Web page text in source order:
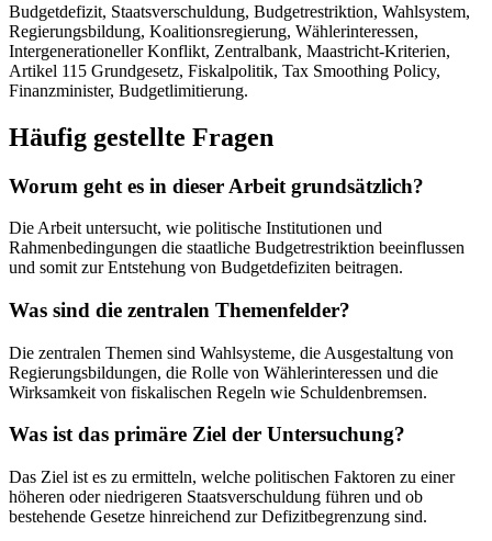
Budgetdefizit, Staatsverschuldung, Budgetrestriktion, Wahlsystem,
Regierungsbildung, Koalitionsregierung, Wählerinteressen,
Intergenerationeller Konflikt, Zentralbank, Maastricht-Kriterien,
Artikel 115 Grundgesetz, Fiskalpolitik, Tax Smoothing Policy,
Finanzminister, Budgetlimitierung.
Häufig gestellte Fragen
Worum geht es in dieser Arbeit grundsätzlich?
Die Arbeit untersucht, wie politische Institutionen und
Rahmenbedingungen die staatliche Budgetrestriktion beeinflussen
und somit zur Entstehung von Budgetdefiziten beitragen.
Was sind die zentralen Themenfelder?
Die zentralen Themen sind Wahlsysteme, die Ausgestaltung von
Regierungsbildungen, die Rolle von Wählerinteressen und die
Wirksamkeit von fiskalischen Regeln wie Schuldenbremsen.
Was ist das primäre Ziel der Untersuchung?
Das Ziel ist es zu ermitteln, welche politischen Faktoren zu einer
höheren oder niedrigeren Staatsverschuldung führen und ob
bestehende Gesetze hinreichend zur Defizitbegrenzung sind.